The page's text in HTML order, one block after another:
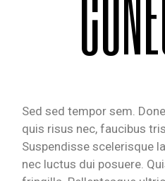
Sed sed tempor sem.
quis risus nec, faucibus
Suspendisse scelerisque
nec luctus dui posuere.